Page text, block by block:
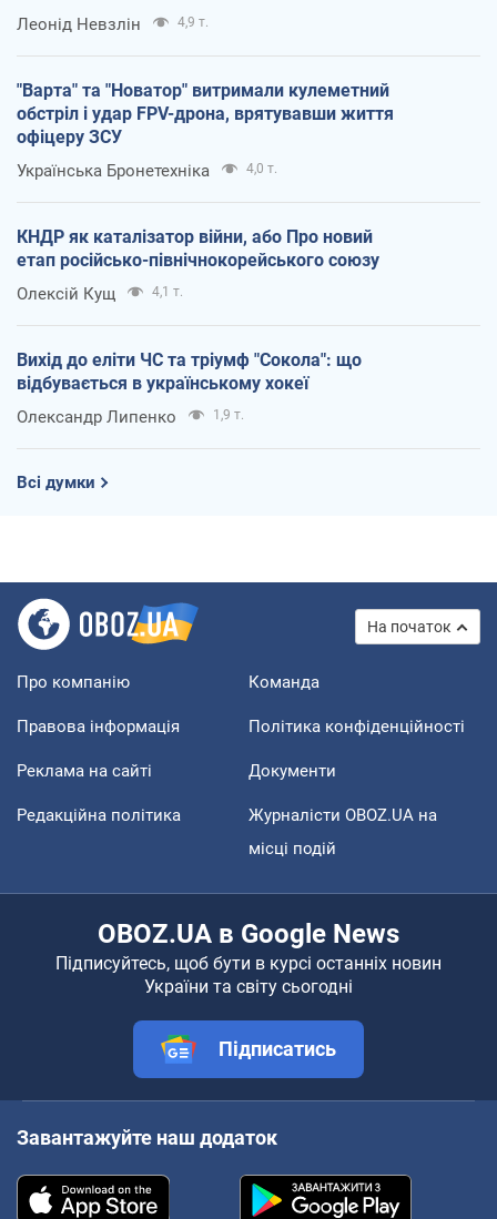
Леонід Невзлін 4,9 т.
"Варта" та "Новатор" витримали кулеметний
обстріл і удар FPV-дрона, врятувавши життя
офіцеру ЗСУ
Українська Бронетехніка 4,0 т.
КНДР як каталізатор війни, або Про новий
етап російсько-північнокорейського союзу
Олексій Кущ 4,1 т.
Вихід до еліти ЧС та тріумф "Сокола": що
відбувається в українському хокеї
Олександр Липенко 1,9 т.
Всі думки
На початок
Про компанію Команда
Правова інформація Політика конфіденційності
Реклама на сайті Документи
Редакційна політика
Журналісти OBOZ.UA на
місці подій
OBOZ.UA в Google News
Підписуйтесь, щоб бути в курсі останніх новин
України та світу сьогодні
Підписатись
Завантажуйте наш додаток